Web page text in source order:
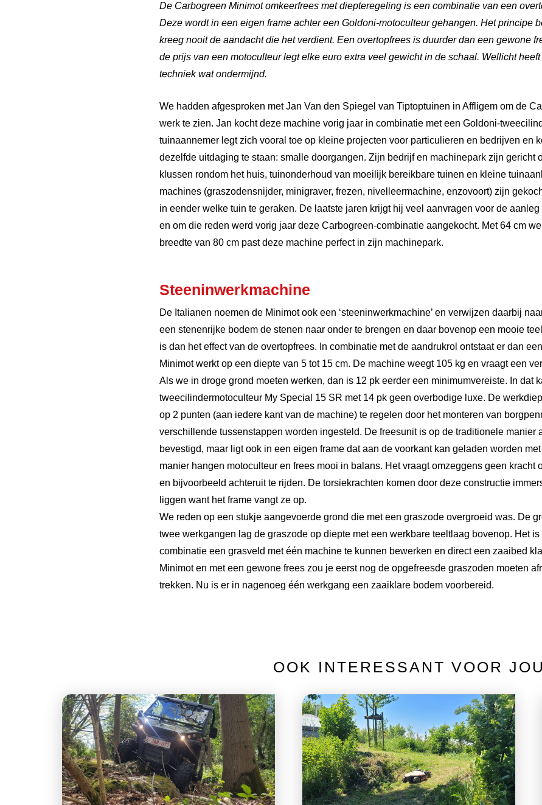
De Carbogreen Minimot omkeerfrees met diepteregeling is een combinatie van een
Deze wordt in een eigen frame achter een Goldoni-motoculteur gehangen. Het principe
kreeg nooit de aandacht die het verdient. Een overtopfrees is duurder dan een gewone
de prijs van een motoculteur legt elke euro extra veel gewicht in de schaal. Wellicht
techniek wat ondermijnd.
We hadden afgesproken met Jan Van den Spiegel van Tiptoptuinen in Affligem om de
werk te zien. Jan kocht deze machine vorig jaar in combinatie met een Goldoni-
tuinaannemer legt zich vooral toe op kleine projecten voor particulieren en bedrijven en
dezelfde uitdaging te staan: smalle doorgangen. Zijn bedrijf en machinepark zijn gericht
klussen rondom het huis, tuinonderhoud van moeilijk bereikbare tuinen en kleine
machines (graszodensnijder, minigraver, frezen, nivelleermachine, enzovoort) zijn
in eender welke tuin te geraken. De laatste jaren krijgt hij veel aanvragen voor de
en om die reden werd vorig jaar deze Carbogreen-combinatie aangekocht. Met 64 cm
breedte van 80 cm past deze machine perfect in zijn machinepark.
Steeninwerkmachine
De Italianen noemen de Minimot ook een ‘steeninwerkmachine’ en verwijzen daarbij
een stenenrijke bodem de stenen naar onder te brengen en daar bovenop een mooie
is dan het effect van de overtopfrees. In combinatie met de aandrukrol ontstaat er dan
Minimot werkt op een diepte van 5 tot 15 cm. De machine weegt 105 kg en vraagt een
Als we in droge grond moeten werken, dan is 12 pk eerder een minimumvereiste. In dat
tweecilindermotoculteur My Special 15 SR met 14 pk geen overbodige luxe. De
op 2 punten (aan iedere kant van de machine) te regelen door het monteren van
verschillende tussenstappen worden ingesteld. De freesunit is op de traditionele manier
bevestigd, maar ligt ook in een eigen frame dat aan de voorkant kan geladen worden
manier hangen motoculteur en frees mooi in balans. Het vraagt omzeggens geen kracht
en bijvoorbeeld achteruit te rijden. De torsiekrachten komen door deze constructie
liggen want het frame vangt ze op.
We reden op een stukje aangevoerde grond die met een graszode overgroeid was. De
twee werkgangen lag de graszode op diepte met een werkbare teeltlaag bovenop. Het
combinatie een grasveld met één machine te kunnen bewerken en direct een zaaibed
Minimot en met een gewone frees zou je eerst nog de opgefreesde graszoden moeten
trekken. Nu is er in nagenoeg één werkgang een zaaiklare bodem voorbereid.
OOK INTERESSANT VOOR JOU